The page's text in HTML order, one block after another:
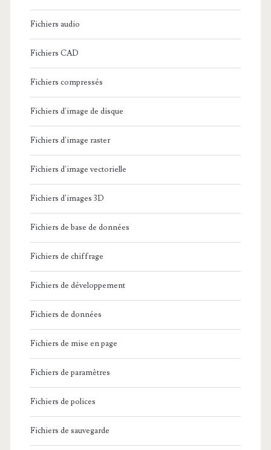
Fichiers audio
Fichiers CAD
Fichiers compressés
Fichiers d'image de disque
Fichiers d'image raster
Fichiers d'image vectorielle
Fichiers d'images 3D
Fichiers de base de données
Fichiers de chiffrage
Fichiers de développement
Fichiers de données
Fichiers de mise en page
Fichiers de paramètres
Fichiers de polices
Fichiers de sauvegarde